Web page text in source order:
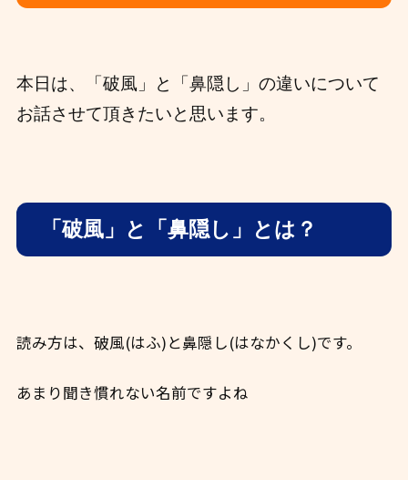
本日は、「破風」と「鼻隠し」の違いについて
お話させて頂きたいと思います。
「破風」と「鼻隠し」 とは？
読み方は、破風(はふ)と鼻隠し(はなかくし)です。
あまり聞き慣れない名前ですよね